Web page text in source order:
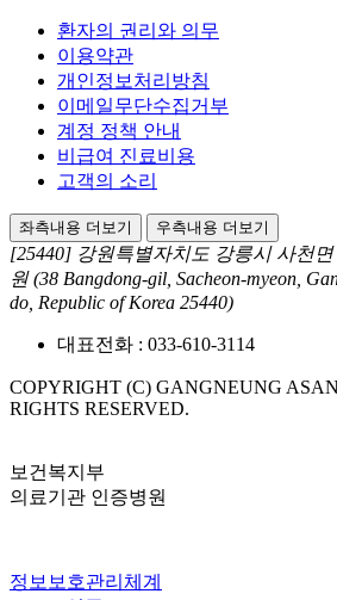
환자의 권리와 의무
이용약관
개인정보처리방침
이메일무단수집거부
계정 정책 안내
비급여 진료비용
고객의 소리
좌측내용 더보기 우측내용 더보기
[25440] 강원특별자치도 강릉시 사천
원 (38 Bangdong-gil, Sacheon-myeon,
do, Republic of Korea 25440)
대표전화 : 033-610-3114
COPYRIGHT (C) GANGNEUNG
RIGHTS RESERVED.
보건복지부
의료기관 인증병원
정보보호관리체계